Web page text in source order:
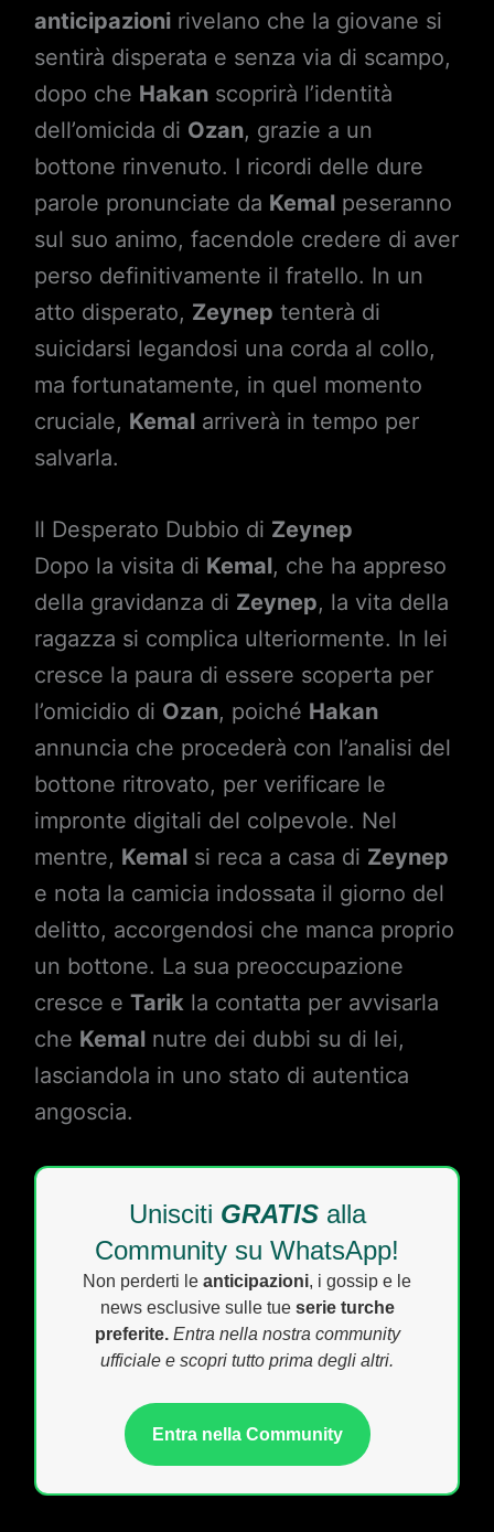
anticipazionirivelano che la giovane si
sentirà disperata e senza via di scampo,
dopo che Hakanscoprirà l’identità
dell’omicida di Ozan, grazie a un
bottone rinvenuto. I ricordi delle dure
parole pronunciate da Kemal peseranno
sul suo animo, facendole credere di aver
perso definitivamente il fratello. In un
atto disperato, Zeynep tenterà di
suicidarsi legandosi una corda al collo,
ma fortunatamente, in quel momento
cruciale, Kemal arriverà in tempo per
salvarla.
Il Desperato Dubbio di Zeynep
Dopo la visita di Kemal, che ha appreso
della gravidanza di Zeynep, la vita della
ragazza si complica ulteriormente. In lei
cresce la paura di essere scoperta per
l’omicidio di Ozan, poiché Hakan
annuncia che procederà con l’analisi del
bottone ritrovato, per verificare le
impronte digitali del colpevole. Nel
mentre, Kemal si reca a casa di Zeynep
e nota la camicia indossata il giorno del
delitto, accorgendosi che manca proprio
un bottone. La sua preoccupazione
cresce e Tarikla contatta per avvisarla
che Kemal nutre dei dubbi su di lei,
lasciandola in uno stato di autentica
angoscia.
Unisciti GRATISalla
Community su WhatsApp!
Non perderti le anticipazioni, i gossip e le
news esclusive sulle tue serie turche
preferite. Entra nella nostra community
ufficiale e scopri tutto prima degli altri.
Entra nella Community